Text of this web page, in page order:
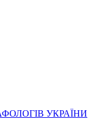
УКРАЇНИ